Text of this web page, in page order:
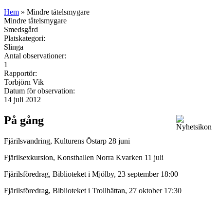
Hem » Mindre tåtelsmygare
Mindre tåtelsmygare
Smedsgård
Platskategori:
Slinga
Antal observationer:
1
Rapportör:
Torbjörn Vik
Datum för observation:
14 juli 2012
På gång
Fjärilsvandring, Kulturens Östarp 28 juni
Fjärilsexkursion, Konsthallen Norra Kvarken 11 juli
Fjärilsföredrag, Biblioteket i Mjölby, 23 september 18:00
Fjärilsföredrag, Biblioteket i Trollhättan, 27 oktober 17:30